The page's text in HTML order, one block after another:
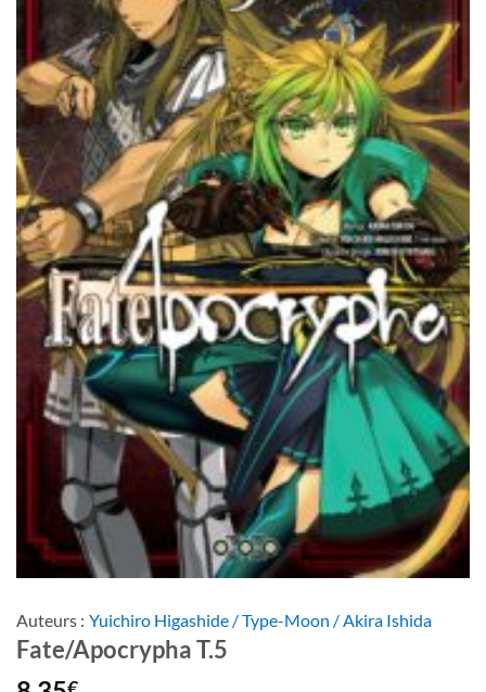
à la
wishlist
Auteurs : Yuichiro Higashide / Type-Moon / Akira Ishida
Fate/Apocrypha T.5